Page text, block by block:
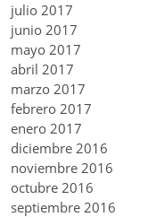
julio 2017
junio 2017
mayo 2017
abril 2017
marzo 2017
febrero 2017
enero 2017
diciembre 2016
noviembre 2016
octubre 2016
septiembre 2016